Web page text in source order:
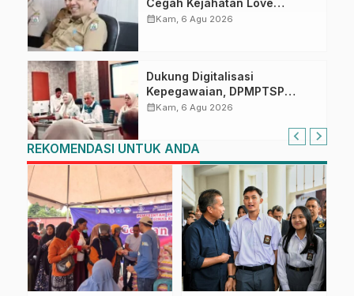
Scamming
calendar_monthKam, 6 Agu 2026
Dukung Digitalisasi
Kepegawaian, DPMPTSP
Sulbar Siap Terapkan Aplikasi
calendar_monthKam, 6 Agu 2026
REKOMENDASI UNTUK ANDA